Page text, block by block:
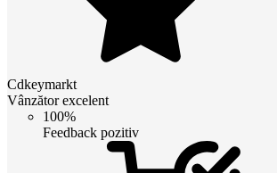
Cdkeymarkt
Vânzător excelent
100%
Feedback pozitiv